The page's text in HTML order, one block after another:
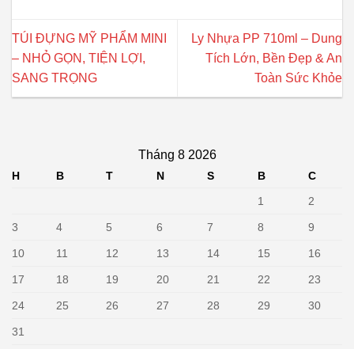
TÚI ĐỰNG MỸ PHẨM MINI
– NHỎ GỌN, TIỆN LỢI,
SANG TRỌNG
Ly Nhựa PP 710ml – Dung
Tích Lớn, Bền Đẹp & An
Toàn Sức Khỏe
Tháng 8 2026
H B T N S B
C
1
2
3 4 5 6 7 8 9
10 11 12 13 14 15 16
17 18 19 20 21 22 23
24 25 26 27 28 29 30
31